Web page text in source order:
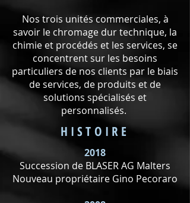
Nos trois unités commerciales, à
savoir le chromage dur technique, la
chimie et procédés et les services, se
concentrent sur les besoins
particuliers de nos clients par le biais
de services, de produits et de
solutions spécialisés et
personnalisés.
HISTOIRE
2018
Succession de BLASER AG Malters
Nouveau propriétaire Gino Pecoraro